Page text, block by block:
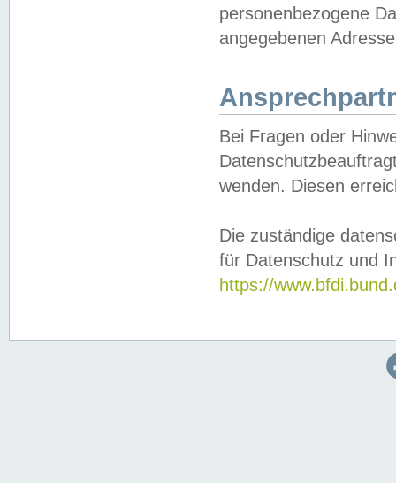
personenbezogene
angegebenen
Bei Fragen oder
wenden. Diesen
Die zuständige
für Datenschutz und
https://